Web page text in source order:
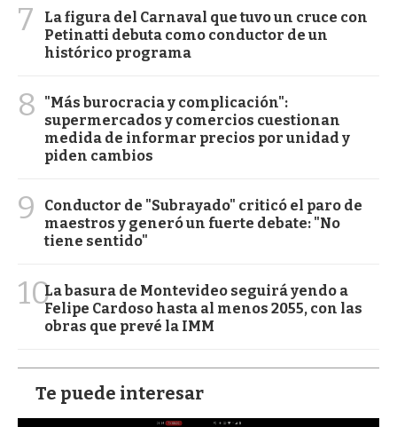
7
La figura del Carnaval que tuvo un cruce con
Petinatti debuta como conductor de un
histórico programa
8
"Más burocracia y complicación":
supermercados y comercios cuestionan
medida de informar precios por unidad y
piden cambios
9
Conductor de "Subrayado" criticó el paro de
maestros y generó un fuerte debate: "No
tiene sentido"
10La basura de Montevideo seguirá yendo a
Felipe Cardoso hasta al menos 2055, con las
obras que prevé la IMM
Te puede interesar